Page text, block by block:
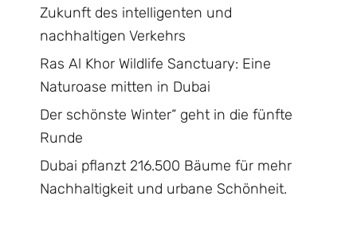
Zukunft des intelligenten und
nachhaltigen Verkehrs
Ras Al Khor Wildlife Sanctuary: Eine
Naturoase mitten in Dubai
Der schönste Winter“ geht in die fünfte
Runde
Dubai pflanzt 216.500 Bäume für mehr
Nachhaltigkeit und urbane Schönheit.